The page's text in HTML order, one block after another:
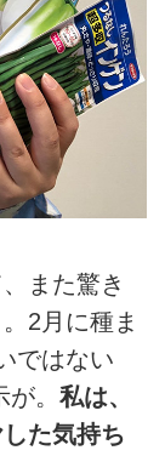
また驚き
2月に種ま
ではない
。 私は、
た気持ち